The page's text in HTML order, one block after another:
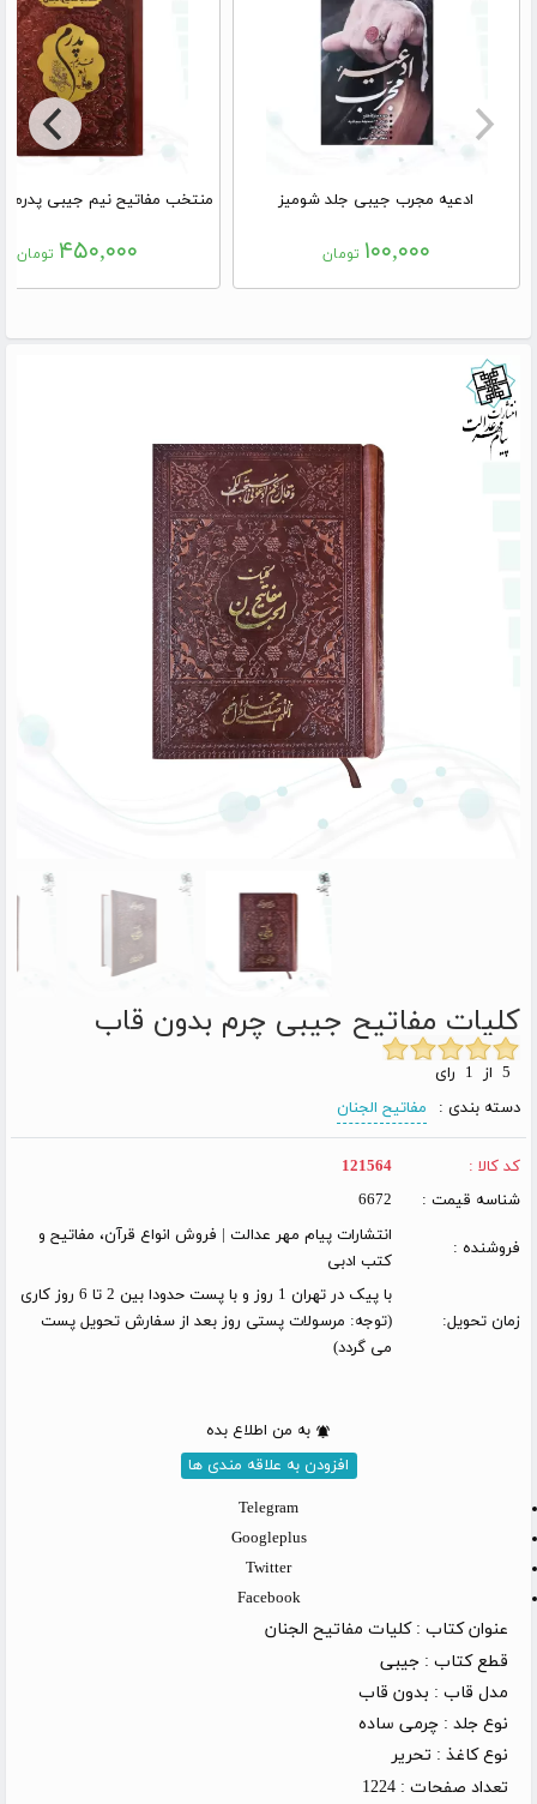
ادعیه مجرب جیبی جلد شومیز
۱۰۰,۰۰۰ تومان ۴۵۰,۰۰۰ تومان
کلیات مفاتیح جیبی چرم بدون قاب
دسته بندی :
مفاتیح الجنان
کد کالا :
121564
شناسه قیمت :
6672
فروشنده :
انتشارات پیام مهر عدالت | فروش انواع قرآن، مفاتیح و
کتب ادبی
زمان تحویل:
با پیک در تهران 1 روز و با پست حدودا بین 2 تا 6 روز کاری
(توجه: مرسولات پستی روز بعد از سفارش تحویل پست
می گردد)
به من اطلاع بده
افزودن به علاقه مندی ها
Telegram
Googleplus
Twitter
Facebook
عنوان کتاب :کلیات مفاتیح الجنان
قطع کتاب : جیبی
مدل قاب : بدون قاب
نوع جلد : چرمی ساده
نوع کاغذ : تحریر
تعداد صفحات : 1224